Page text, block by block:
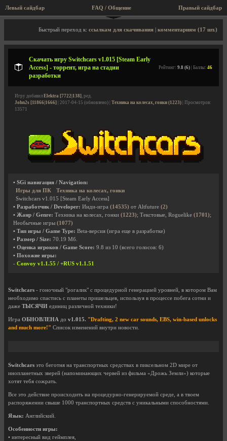
Левый сайдбар Правый сайдбар
FAQ / Общение
Описание игры, торрент, скриншоты, видео
Быстрый переход к: ссылкам для скачивания комментариям (17 шт.)
Скачать игру Switchcars v1.015 [Steam Early
Access] - торрент, игра на стадии
разработки
Рейтинг: 9.8 (6) | Баллы: 46
Игру добавил Elektra [7722|138], ред.
John2s [11866|1666] | 2017-04-15 (обновлено) | Техника на колесах, гонки (1223) | Просмотров:
13571
• SGi навигация / Navigation:
Игры для ПК
Техника на колесах, гонки
Switchcars v1.015 [Steam Early Access]
• Разработчик / Developer: Инди-игра (14535) от Altfuture (2)
• Жанр / Genre: Техника на колесах, гонки (1223); Текстовые, Roguelike (1701);
Необычные игры (1077)
• Тип игры / Game Type: Beta-версия (игра еще в разработке)
• Размер / Size: 70.19 Мб.
• Оценка игроков / Game Score: 9.8 из 10 (всего голосов: 6)
• Похожие игры:
- Convoy v1.1.55 / +RUS v1.1.51
Switchcars - гоночный "рогалик" с процедурной генерацией уровней, в котором Вам
необходимо спастись с планеты пришельцев, используя в процессе побега сотни и
даже ТЫСЯЧИ единиц различной техники!
Игра ОБНОВЛЕНА до v1.015. "Drafting, 2 new car sounds, EBS, win-based unlocks
and much more!" Список изменений внутри новости.
Switchcars это беготня на транспортных средствах в пиксельном 2D мире от
инопланетных зверей (напоминающих червей из фильма «Дрожь Земли») которые
хотят тебя сожрать.
Все это действие происходить на процедурно-генерируемой среде, а в твоем
распоряжении свыше 1000 транспортных средств с уникальными способностями.
Язык: Английский.
Особенности игры:
• интересный вид геймплея,